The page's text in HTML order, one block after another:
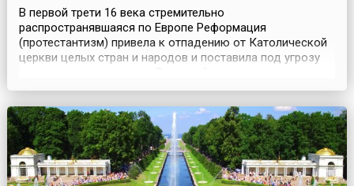
В первой трети 16 века стремительно
распространявшаяся по Европе Реформация
(протестантизм) привела к отпадению от Католической
церкви целых стран и народов и поставила под угрозу
стало возникновение Общества Иисуса, более
основан бывшим военным, испанским дворянином,
талантливым проповедником Игнатие...